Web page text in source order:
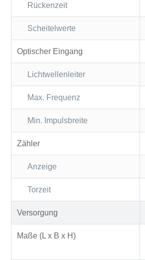
Rückenzeit
Scheitelwerte
Optischer Eingang
Lichtwellenleiter
Max. Frequenz
Min. Impulsbreite
Zähler
Anzeige
Torzeit
Versorgung
Maße (L x B x H)